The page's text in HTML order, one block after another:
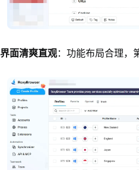
界面清爽直观：功能布局合理，